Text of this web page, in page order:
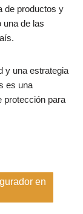
de productos y
una de las
y una estrategia
es una
protección para
en